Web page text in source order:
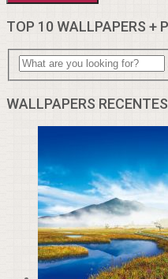
TOP 10 WALLPAPERS +
WALLPAPERS RECENTES